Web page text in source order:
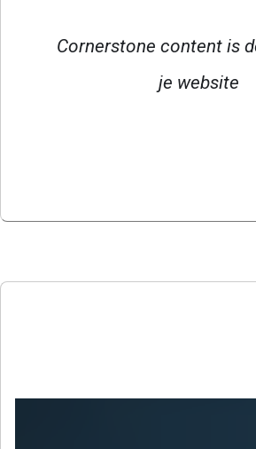
Cornerstone content is
je website